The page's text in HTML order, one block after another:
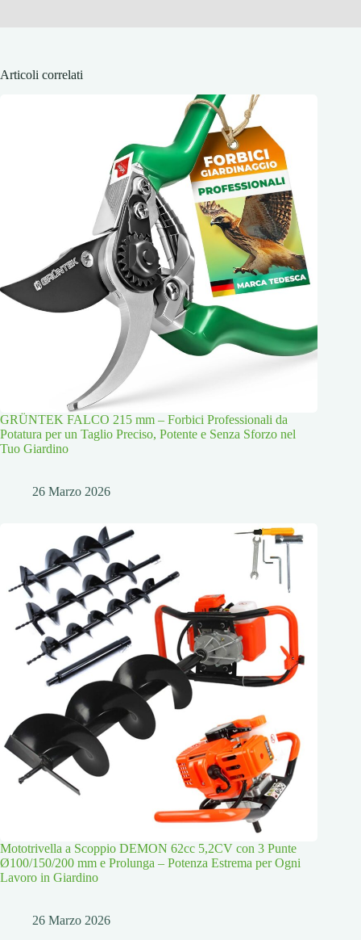
Articoli correlati
GRÜNTEK FALCO 215 mm – Forbici Professionali da
Potatura per un Taglio Preciso, Potente e Senza Sforzo nel
Tuo Giardino
26 Marzo 2026
Mototrivella a Scoppio DEMON 62cc 5,2CV con 3 Punte
Ø100/150/200 mm e Prolunga – Potenza Estrema per Ogni
Lavoro in Giardino
26 Marzo 2026